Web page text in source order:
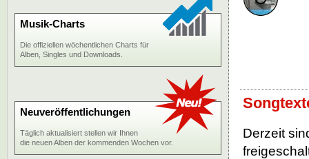
Derzeit
Musik-Charts
Die offiziellen wöchentlichen Charts für
Alben, Singles und Downloads.
Neuveröffentlichungen
Täglich aktualisiert stellen wir Ihnen
die neuen Alben der kommenden Wochen vor.